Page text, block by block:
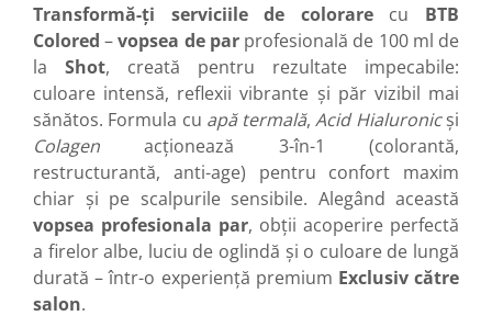
Transformă-ți serviciile de colorarecu BTB
Colored –vopsea de parprofesională de 100 ml de
la Shot, creată pentru rezultate impecabile:
culoare intensă, reflexii vibrante și păr vizibil mai
sănătos. Formula cu apă termală,Acid Hialuronicși
Colagen acționează 3-în-1 (colorantă,
restructurantă, anti-age) pentru confort maxim
chiar și pe scalpurile sensibile. Alegând această
vopsea profesionala par, obții acoperire perfectă
a firelor albe, luciu de oglindă și o culoare de lungă
durată – într-o experiență premium Exclusiv către
salon.